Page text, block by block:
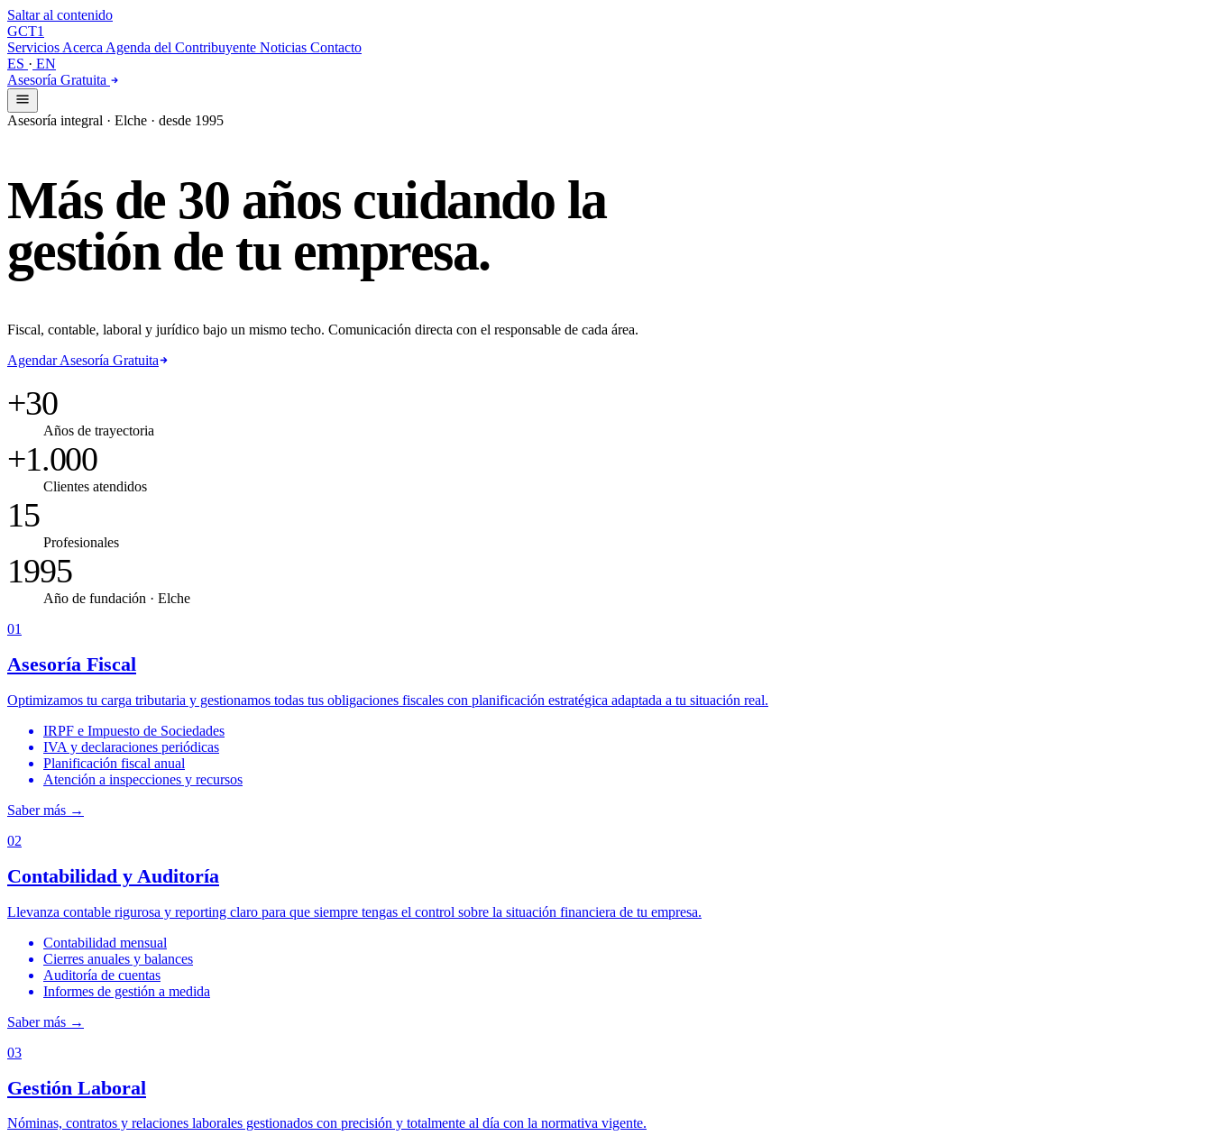
Saltar al contenido
GCT1
Servicios Acerca Agenda del Contribuyente Noticias Contacto
ES · EN
Asesoría Gratuita
Asesoría integral · Elche · desde 1995
Más de 30 años cuidando la
gestión de tu empresa.
Fiscal, contable, laboral y jurídico bajo un mismo techo. Comunicación directa con el responsable de cada área.
Agendar Asesoría Gratuita
+30
Años de trayectoria
+1.000
Clientes atendidos
15
Profesionales
1995
Año de fundación · Elche
01
Asesoría Fiscal
Optimizamos tu carga tributaria y gestionamos todas tus obligaciones fiscales con planificación estratégica adaptada a tu situación real.
IRPF e Impuesto de Sociedades
IVA y declaraciones periódicas
Planificación fiscal anual
Atención a inspecciones y recursos
Saber más →
02
Contabilidad y Auditoría
Llevanza contable rigurosa y reporting claro para que siempre tengas el control sobre la situación financiera de tu empresa.
Contabilidad mensual
Cierres anuales y balances
Auditoría de cuentas
Informes de gestión a medida
Saber más →
03
Gestión Laboral
Nóminas, contratos y relaciones laborales gestionados con precisión y totalmente al día con la normativa vigente.